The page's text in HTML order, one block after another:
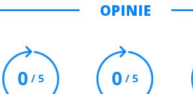
OPINIE
0 / 5 0 / 5